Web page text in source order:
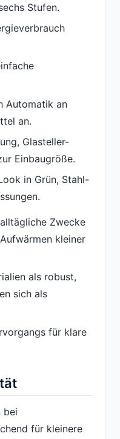
Stufen.
Automatik an
an.
Glasteller-
Einbaugröße.
in Grün, Stahl-
Zwecke
kleiner
als robust,
sich als
für klare
bei
für kleinere